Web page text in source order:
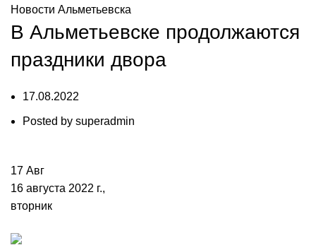
Новости Альметьевска
В Альметьевске продолжаются
праздники двора
17.08.2022
Posted by superadmin
17 Авг
16 августа 2022 г.,
вторник